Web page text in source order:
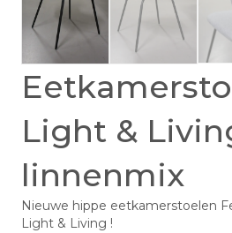
Light &
linnenmix
Nieuwe hippe eetkamerstoelen
Light & Living !